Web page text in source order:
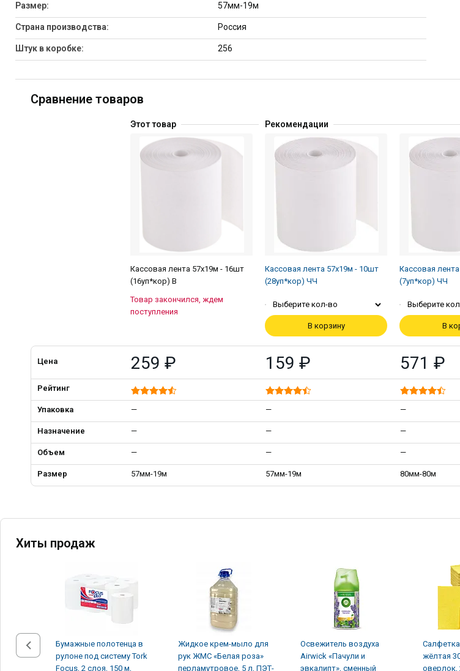
Размер: 57мм-19м
Страна производства: Россия
Штук в коробке: 256
Сравнение товаров
Этот товар Рекомендации
Кассовая лента 57х19м - 16шт
(16уп*кор) В
Товар закончился, ждем
поступления
Кассовая лента 57х19м - 10шт
(28уп*кор) ЧЧ
Выберите кол-во
В корзину
Кассовая
(7уп*кор) ЧЧ
Выберите
В
Цена 259 ₽ 159 ₽ 571 ₽
Рейтинг
Упаковка — — —
Назначение — — —
Объем — — —
Размер 57мм-19м 57мм-19м 80мм-80м
Хиты продаж
Бумажные полотенца в
рулоне под систему Tork
Focus, 2 слоя, 150 м,
Жидкое крем-мыло для
рук ЖМС «Белая роза»
перламутровое, 5 л, ПЭТ-
Освежитель воздуха
Airwick «Пачули и
эвкалипт», сменный
жёлтая
оверлок,